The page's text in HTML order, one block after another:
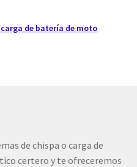
de batería de moto
de chispa o carga de
certero y te ofreceremos